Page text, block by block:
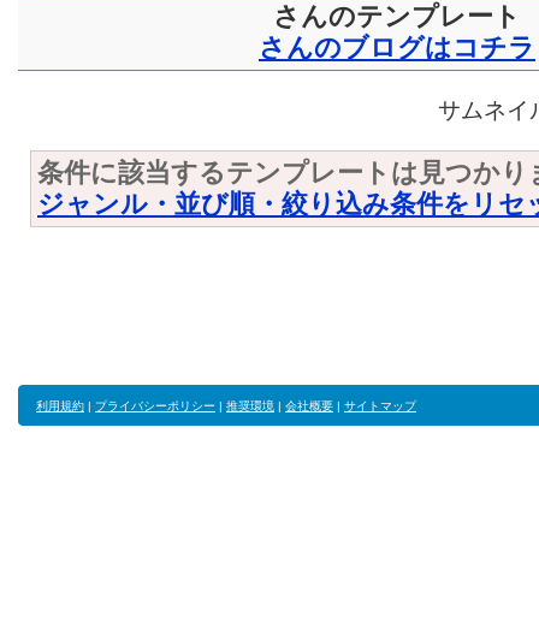
さんのテンプレート
さんのブログはコチラ
サムネイ
条件に該当するテンプレートは見つかり
ジャンル・並び順・絞り込み条件をリセ
利用規約 | プライバシーポリシー | 推奨環境 | 会社概要 | サイトマップ